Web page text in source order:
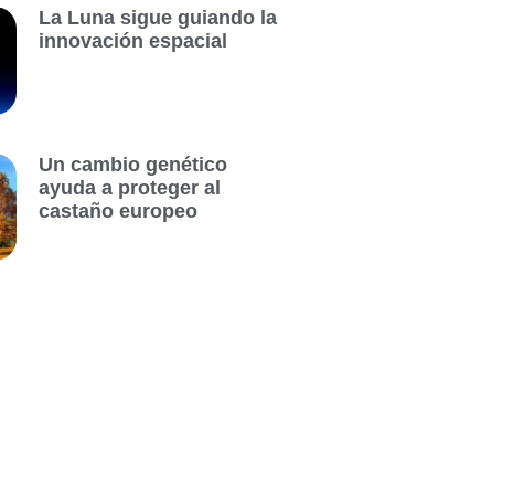
La Luna sigue guiando la
innovación espacial
Un cambio genético
ayuda a proteger al
castaño europeo